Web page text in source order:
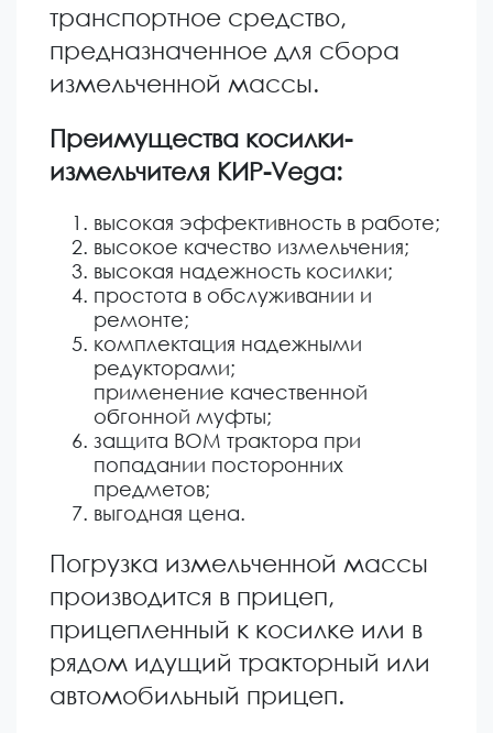
транспортное средство,
предназначенное для сбора
измельченной массы.
Преимущества косилки-
измельчителя КИР-Vega:
высокая эффективность в работе;
высокое качество измельчения;
высокая надежность косилки;
простота в обслуживании и
ремонте;
комплектация надежными
редукторами;
применение качественной
обгонной муфты;
защита ВОМ трактора при
попадании посторонних
предметов;
выгодная цена.
Погрузка измельченной массы
производится в прицеп,
прицепленный к косилке или в
рядом идущий тракторный или
автомобильный прицеп.